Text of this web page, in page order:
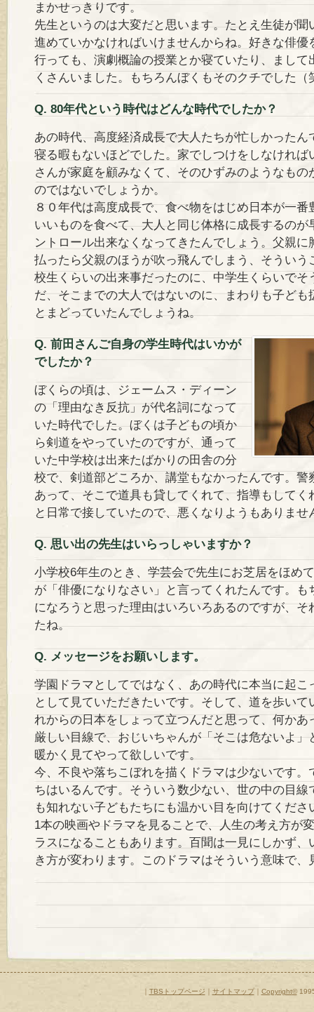
まかせっきりです。
先生というのは大変だと思います。たとえ生徒が聞
進めていかなければいけませんからね。好きな俳優
行っても、演劇概論の授業とか寝ていたり、まして
くさんいました。もちろんぼくもそのクチでした（
Q. 80年代という時代はどんな時代でしたか？
あの時代、高度経済成長で大人たちが忙しかったん
寝る暇もないほどでした。家でしつけをしなければ
さんが家庭を顧みなくて、そのひずみのようなもの
のではないでしょうか。
８０年代は高度成長で、食べ物をはじめ日本が一
いいものを食べて、大人と同じ体格に成長するのが
ントロール出来なくなってきたんでしょう。父親に
払ったら父親のほうが吹っ飛んでしまう、そういう
校生くらいの出来事だったのに、中学生くらいでそ
だ、そこまでの大人ではないのに、まわりも子ども
とまどっていたんでしょうね。
Q. 前田さんご自身の学生時代はいかが
でしたか？
ぼくらの頃は、ジェームス・ディーン
の「理由なき反抗」が代名詞になって
いた時代でした。ぼくは子どもの頃か
ら剣道をやっていたのですが、通って
いた中学校は出来たばかりの田舎の分
校で、剣道部どころか、講堂もなかったんです。警
あって、そこで道具も貸してくれて、指導もしてく
と日常で接していたので、悪くなりようもありませ
Q. 思い出の先生はいらっしゃいますか？
小学校6年生のとき、学芸会で先生にお芝居をほめ
が「俳優になりなさい」と言ってくれたんです。も
になろうと思った理由はいろいろあるのですが、そ
たね。
Q. メッセージをお願いします。
学園ドラマとしてではなく、あの時代に本当に起こ
として見ていただきたいです。そして、道を歩いて
れからの日本をしょって立つんだと思って、何かあ
厳しい目線で、おじいちゃんが「そこは危ないよ」
暖かく見てやって欲しいです。
今、不良や落ちこぼれを描くドラマは少ないです。
ちはいるんです。そういう数少ない、世の中の目線
も知れない子どもたちにも温かい目を向けてくださ
1本の映画やドラマを見ることで、人生の考え方が
ラスになることもあります。百聞は一見にしかず、
き方が変わります。このドラマはそういう意味で、
TBSトップページ サイトマップ｜ Copyright©